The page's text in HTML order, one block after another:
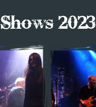
Shows 2023